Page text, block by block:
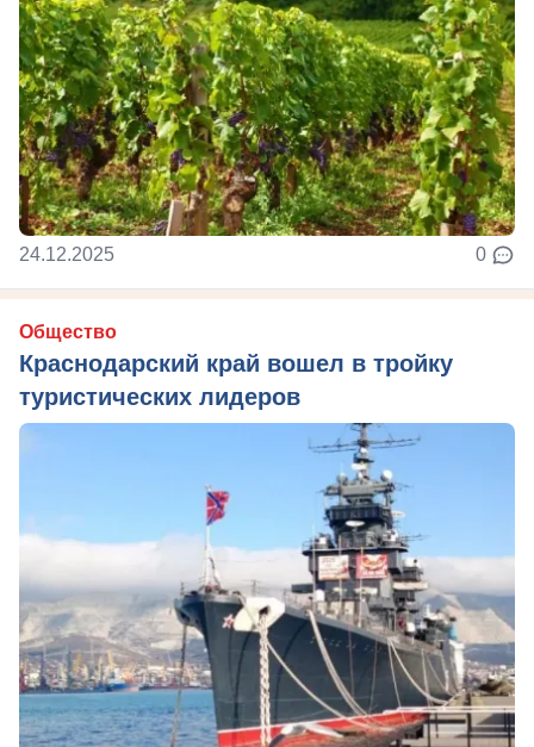
24.12.2025 0
Общество
Краснодарский край вошел в тройку
туристических лидеров